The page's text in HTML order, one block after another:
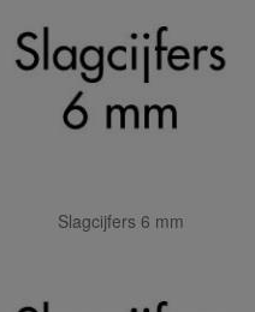
Slagcijfers 6 mm